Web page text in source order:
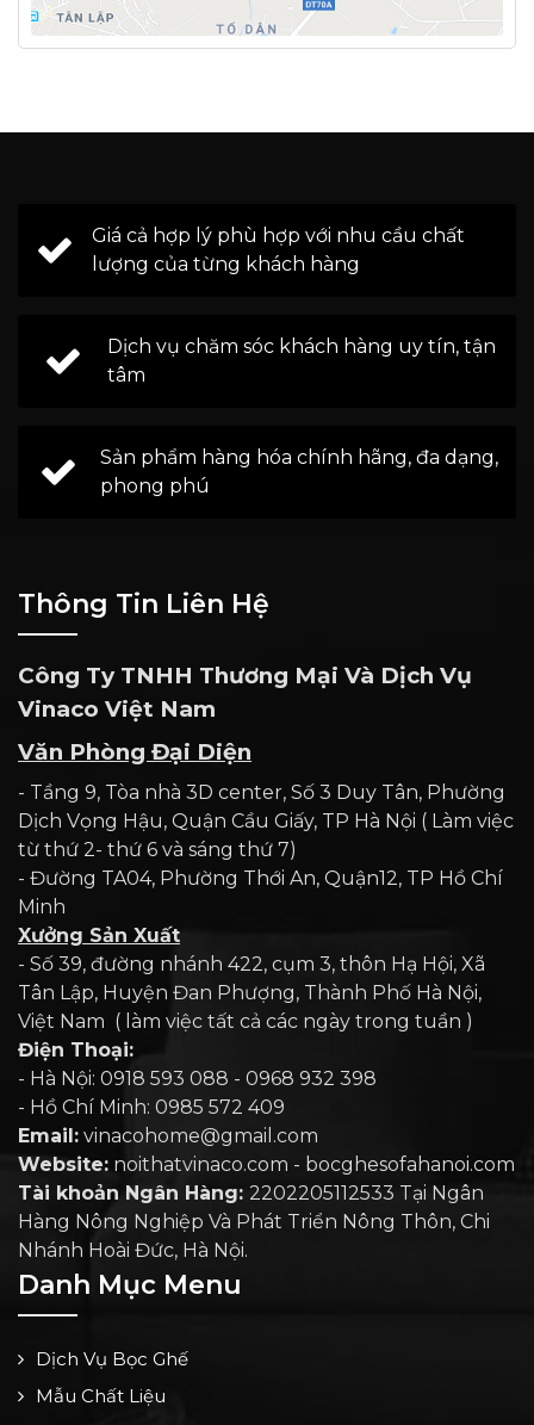
Giá cả hợp lý phù hợp với nhu cầu chất
lượng của từng khách hàng
Dịch vụ chăm sóc khách hàng uy tín, tận
tâm
Sản phẩm hàng hóa chính hãng, đa dạng,
phong phú
Thông Tin Liên Hệ
Công Ty TNHH Thương Mại Và Dịch Vụ
Vinaco Việt Nam
Văn Phòng Đại Diện
- Tầng 9, Tòa nhà 3D center, Số 3 Duy Tân, Phường
Dịch Vọng Hậu, Quận Cầu Giấy, TP Hà Nội ( Làm việc
từ thứ 2- thứ 6 và sáng thứ 7)
- Đường TA04, Phường Thới An, Quận12, TP Hồ Chí
Minh
Xưởng Sản Xuất
- Số 39, đường nhánh 422, cụm 3, thôn Hạ Hội, Xã
Tân Lập, Huyện Đan Phượng, Thành Phố Hà Nội,
Việt Nam ( làm việc tất cả các ngày trong tuần )
Điện Thoại:
- Hà Nội: 0918 593 088 - 0968 932 398
- Hồ Chí Minh: 0985 572 409
Email: vinacohome@gmail.com
Website: noithatvinaco.com - bocghesofahanoi.com
Tài khoản Ngân Hàng: 2202205112533 Tại Ngân
Hàng Nông Nghiệp Và Phát Triển Nông Thôn, Chi
Nhánh Hoài Đức, Hà Nội.
Danh Mục Menu
Dịch Vụ Bọc Ghế
Mẫu Chất Liệu